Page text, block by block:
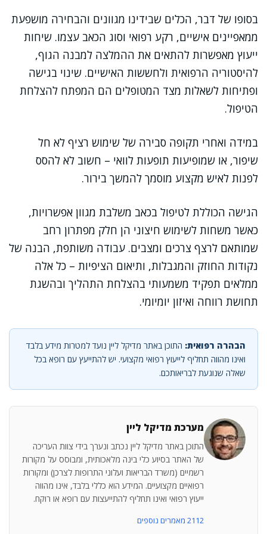
בסופו של דבר, הכלים שבידינו מגוונים והבחירה מושפעת
ממאפיינים אישיים, רקע רפואי וסוג הכאב עצמו. שיחות
ייעוץ מאפשרות להתאים את ההמלצה למבנה הגוף,
להיסטוריה הרפואית ולחששות האישיים. שינוי בגישה
ופתיחות לשאלות מצד המטופלים הם המפתח להצלחת
הטיפול.
במידה ואחרי תקופה סבירה של שימוש רציף לא חל
שיפור, או שמופיעות תופעות לוואי – חשוב לא להסס
לפנות לאיש מקצוע מוסמך להמשך בירור.
הגישה הכוללת לטיפול בכאב משלבת מגוון אפשרויות,
כאשר משחות לשימוש חיצוני הן חלק מפתרון רחב
שמותאם לרצף צרכים ומצבים. עבודה משותפת, הבנה של
נקודות החוזק והמגבלות, ותיאום הציפיות – כל אלה
ממלאים תפקיד משמעותי בהצלחת התהליך ובהשגת
תחושת רווחה ואיזון יומיומי.
הבהרה רפואית: התוכן באתר מדיקל ליין נועד למטרות מידע בלבד
ואינו מהווה תחליף לייעוץ רפואי מקצועי. יש להתייעץ עם רופא בכל
שאלה שנוגעת לבריאותכם.
מערכת מדיקל ליין
התוכן באתר מדיקל ליין נכתב ונערך בידי צוות העריכה
של האתר בסיוע כלי בינה מלאכותית, ומבוסס על מקורות
רשמיים (משרד הבריאות ועלוני התרופות לצרכן) ומקורות
רפואיים מקצועיים. המידע הוא כללי בלבד, אינו מהווה
ייעוץ רפואי ואינו תחליף להתייעצות עם רופא או רוקח.
2112 מאמרים נוספים